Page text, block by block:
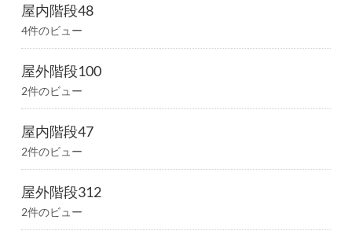
屋内階段48
4件のビュー
屋外階段100
2件のビュー
屋内階段47
2件のビュー
屋外階段312
2件のビュー